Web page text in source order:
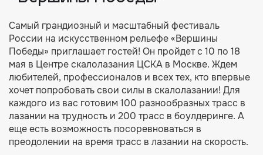
Самый грандиозный и масштабный фестиваль
России на искусственном рельефе «Вершины
Победы» приглашает гостей! Он пройдет с 10 по 18
мая в Центре скалолазания ЦСКА в Москве. Ждем
любителей, профессионалов и всех тех, кто впервые
хочет попробовать свои силы в скалолазании! Для
каждого из вас готовим 100 разнообразных трасс в
лазании на трудность и 200 трасс в боулдеринге. А
еще есть возможность посоревноваться в
преодолении на время трасс в лазании на скорость.